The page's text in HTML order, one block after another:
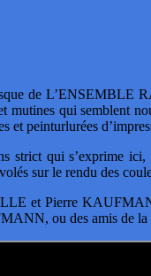
de L’ENSEMBLE
mutines qui semblent
peinturlurées
strict qui s’exprime
sur le rendu des
et Pierre
ou des amis